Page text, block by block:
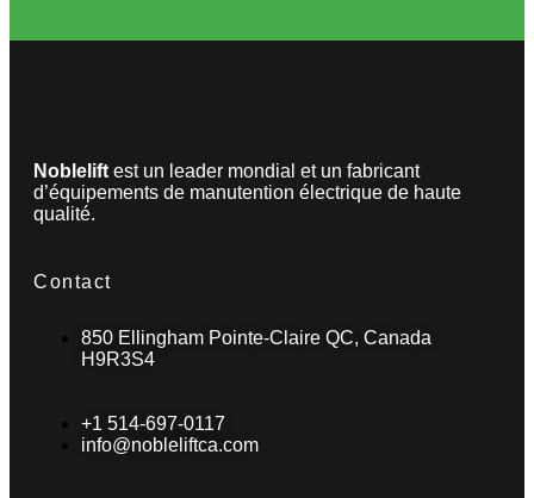
Noblelift est un leader mondial et un fabricant
d’équipements de manutention électrique de haute
qualité.
Contact
850 Ellingham Pointe-Claire QC, Canada
H9R3S4
+1 514-697-0117
info@nobleliftca.com